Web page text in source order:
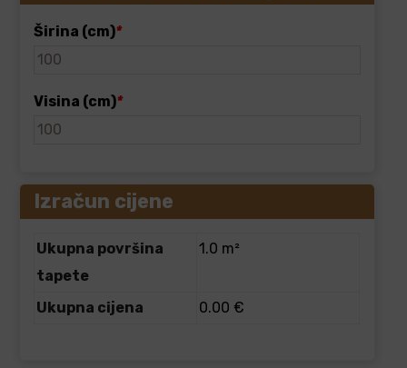
Širina (cm)*
Visina (cm)*
Izračun cijene
Ukupna površina
tapete
1.0 m²
Ukupna cijena 0.00 €